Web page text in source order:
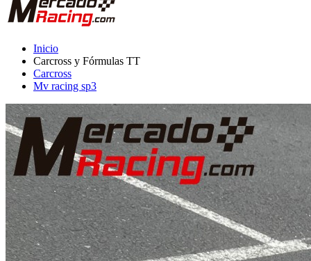
Inicio
Carcross y Fórmulas TT
Carcross
Mv racing sp3